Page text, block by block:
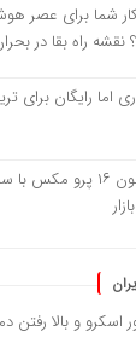
شما برای عصر
نقشه راه بقا در
اما رایگان برای
مقایسه آیفون ۱۶ پرو مکس
و بالا رفتن